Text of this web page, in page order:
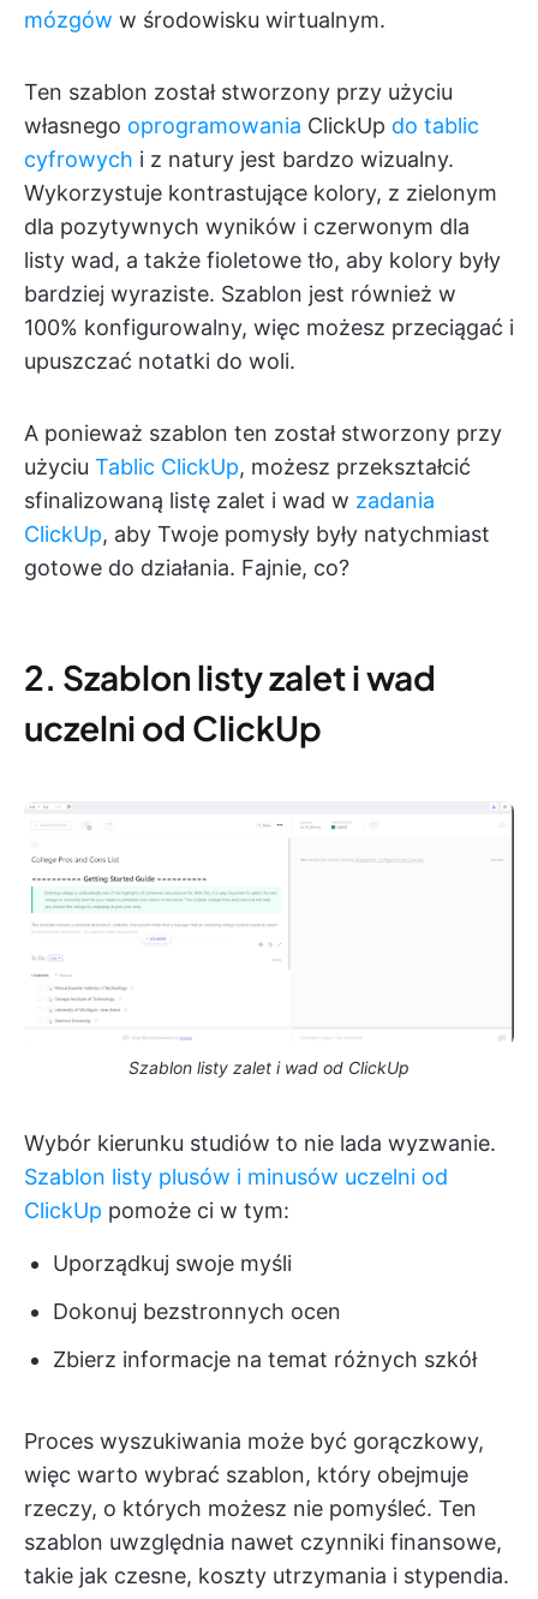
mózgów w środowisku wirtualnym.
Ten szablon został stworzony przy użyciu
własnego oprogramowania ClickUp do tablic
cyfrowych i z natury jest bardzo wizualny.
Wykorzystuje kontrastujące kolory, z zielonym
dla pozytywnych wyników i czerwonym dla
listy wad, a także fioletowe tło, aby kolory były
bardziej wyraziste. Szablon jest również w
100% konfigurowalny, więc możesz przeciągać i
upuszczać notatki do woli.
A ponieważ szablon ten został stworzony przy
użyciu Tablic ClickUp, możesz przekształcić
sfinalizowaną listę zalet i wad w zadania
ClickUp, aby Twoje pomysły były natychmiast
gotowe do działania. Fajnie, co?
2. Szablon listy zalet i wad
uczelni od ClickUp
Szablon listy zalet i wad od ClickUp
Wybór kierunku studiów to nie lada wyzwanie.
Szablon listy plusów i minusów uczelni od
ClickUp pomoże ci w tym:
Uporządkuj swoje myśli
Dokonuj bezstronnych ocen
Zbierz informacje na temat różnych szkół
Proces wyszukiwania może być gorączkowy,
więc warto wybrać szablon, który obejmuje
rzeczy, o których możesz nie pomyśleć. Ten
szablon uwzględnia nawet czynniki finansowe,
takie jak czesne, koszty utrzymania i stypendia.